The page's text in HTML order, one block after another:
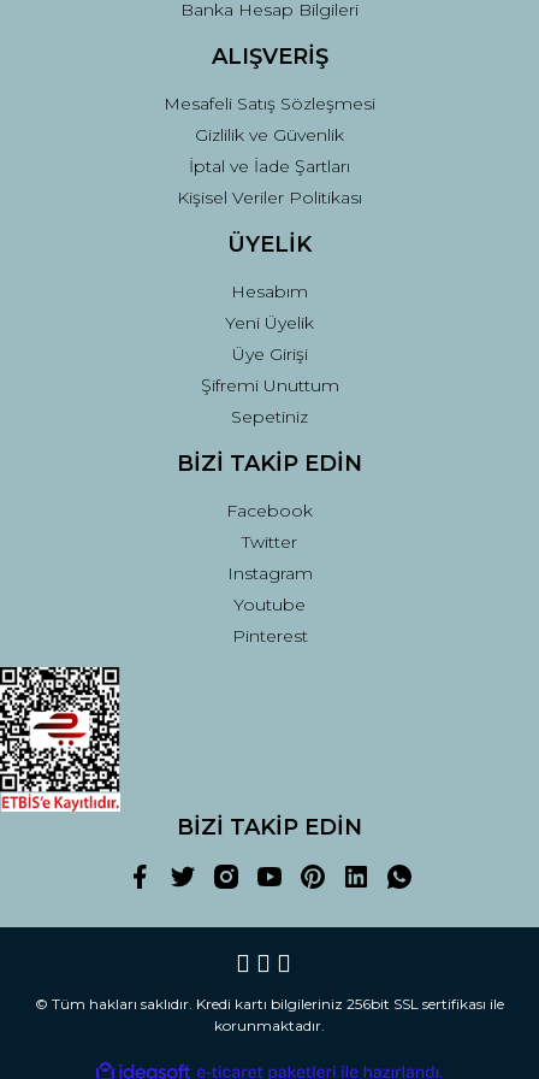
Banka Hesap Bilgileri
ALIŞVERİŞ
Mesafeli Satış Sözleşmesi
Gizlilik ve Güvenlik
İptal ve İade Şartları
Kişisel Veriler Politikası
ÜYELİK
Hesabım
Yeni Üyelik
Üye Girişi
Şifremi Unuttum
Sepetiniz
BİZİ TAKİP EDİN
Facebook
Twitter
Instagram
Youtube
Pinterest
BİZİ TAKİP EDİN
© Tüm hakları saklıdır. Kredi kartı bilgileriniz 256bit SSL sertifikası ile
korunmaktadır.
ideasoft e-